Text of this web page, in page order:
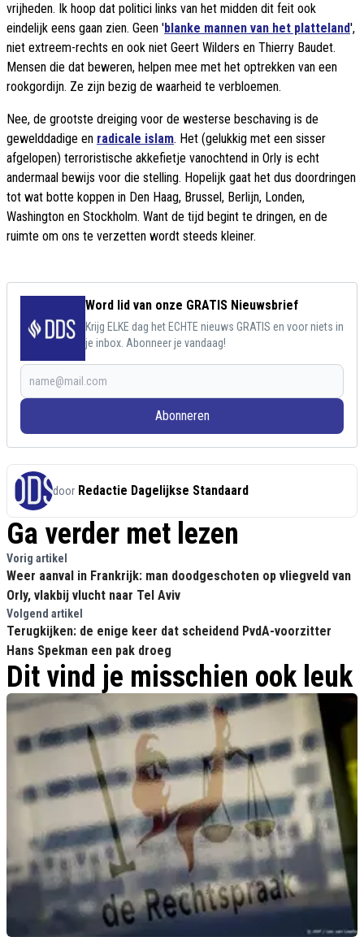
vrijheden. Ik hoop dat politici links van het midden dit feit ook
eindelijk eens gaan zien. Geen 'blanke mannen van het platteland',
niet extreem-rechts en ook niet Geert Wilders en Thierry Baudet.
Mensen die dat beweren, helpen mee met het optrekken van een
rookgordijn. Ze zijn bezig de waarheid te verbloemen.
Nee, de grootste dreiging voor de westerse beschaving is de
gewelddadige en radicale islam. Het (gelukkig met een sisser
afgelopen) terroristische akkefietje vanochtend in Orly is echt
andermaal bewijs voor die stelling. Hopelijk gaat het dus doordringen
tot wat botte koppen in Den Haag, Brussel, Berlijn, Londen,
Washington en Stockholm. Want de tijd begint te dringen, en de
ruimte om ons te verzetten wordt steeds kleiner.
Word lid van onze GRATIS Nieuwsbrief
Krijg ELKE dag het ECHTE nieuws GRATIS en voor niets in
je inbox. Abonneer je vandaag!
Abonneren
door Redactie Dagelijkse Standaard
Ga verder met lezen
Vorig artikel
Weer aanval in Frankrijk: man doodgeschoten op vliegveld van
Orly, vlakbij vlucht naar Tel Aviv
Volgend artikel
Terugkijken: de enige keer dat scheidend PvdA-voorzitter
Hans Spekman een pak droeg
Dit vind je misschien ook leuk